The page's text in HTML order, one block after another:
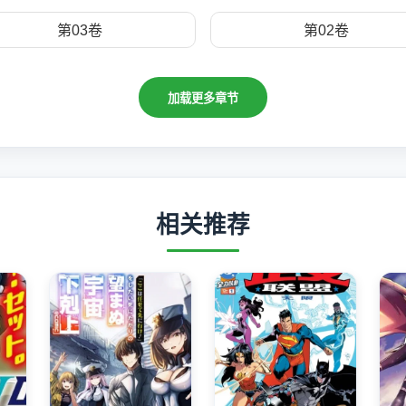
第03卷 第02卷
加载更多章节
相关推荐